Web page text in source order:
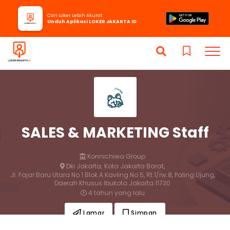
SALES & MARKETING Staff
Konnichiwa Group
Dki Jakarta, Kota Jakarta Barat,
Jl. Fajar Baru Utara No 1 Blok A Kavling No 5, Rt.1/rw.8, Paling Ujung,
Daerah Khusus Ibukota Jakarta 11730
4 tahun yang lalu
Lamar Simpan
Cari Loker Lebih Akurat
Unduh Aplikasi LOKER JAKARTA ID